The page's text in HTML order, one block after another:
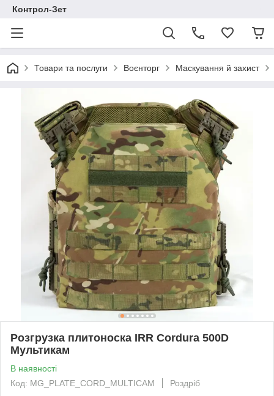
Контрол-Зет
Товари та послуги Воєнторг Маскування й захист
Розгрузка плитоноска IRR Cordura 500D
Мультикам
В наявності
Код: MG_PLATE_CORD_MULTICAM
Роздріб